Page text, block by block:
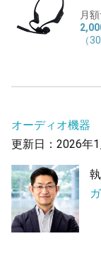
月
（
オーディオ機器
更新日：2026年